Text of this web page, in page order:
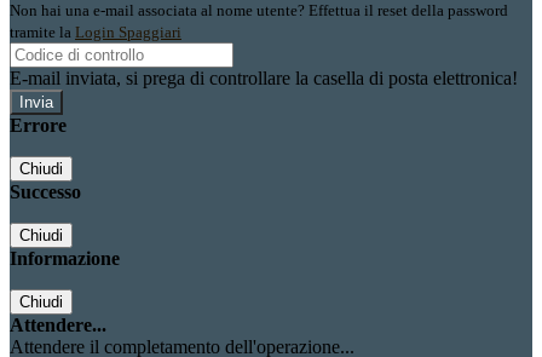
Non hai una e-mail associata al nome utente? Effettua il reset della password
tramite la Login Spaggiari
E-mail inviata, si prega di controllare la casella di posta elettronica!
Errore
Chiudi
Successo
Chiudi
Informazione
Chiudi
Attendere...
Attendere il completamento dell'operazione...